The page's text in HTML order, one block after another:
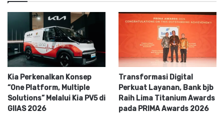
Kia Perkenalkan Konsep
“One Platform, Multiple
Solutions” Melalui Kia PV5 di
GIIAS 2026
Transformasi Digital
Perkuat Layanan, Bank bjb
Raih Lima Titanium Awards
pada PRIMA Awards 2026